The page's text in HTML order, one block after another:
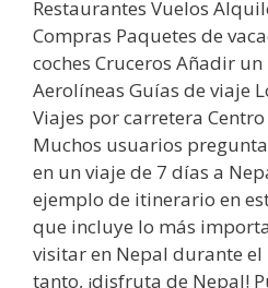
Restaurantes Vuelos
Compras Paquetes de
coches Cruceros Añadir
Aerolíneas Guías de viaje
Viajes por carretera
Muchos usuarios
en un viaje de 7 días a
ejemplo de itinerario en
que incluye lo más
visitar en Nepal durante
tanto, ¡disfruta de Nepal!